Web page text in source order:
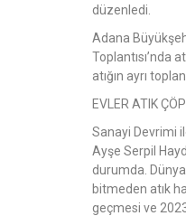
düzenledi.
Adana
Toplantısı’nda
atığın ayrı
EVLER ATIK
Sanayi Devrimi
Ayşe Serpil
durumda.
bitmeden atık
geçmesi ve